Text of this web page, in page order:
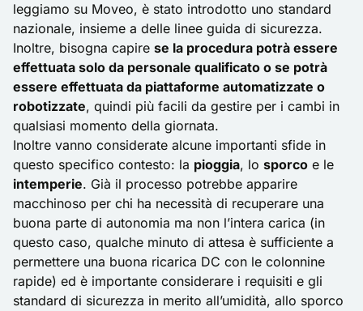
leggiamo su Moveo, è stato introdotto uno standard
nazionale, insieme a delle linee guida di sicurezza.
Inoltre, bisogna capire se la procedura potrà essere
effettuata solo da personale qualificato o se potrà
essere effettuata da piattaforme automatizzate o
robotizzate, quindi più facili da gestire per i cambi in
qualsiasi momento della giornata.
Inoltre vanno considerate alcune importanti sfide in
questo specifico contesto: la pioggia, lo sporco e le
intemperie. Già il processo potrebbe apparire
macchinoso per chi ha necessità di recuperare una
buona parte di autonomia ma non l’intera carica (in
questo caso, qualche minuto di attesa è sufficiente a
permettere una buona ricarica DC con le colonnine
rapide) ed è importante considerare i requisiti e gli
standard di sicurezza in merito all’umidità, allo sporco